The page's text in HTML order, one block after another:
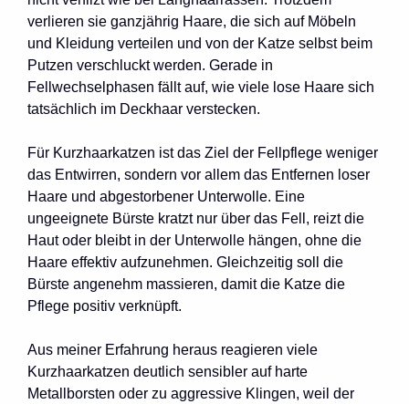
verlieren sie ganzjährig Haare, die sich auf Möbeln
und Kleidung verteilen und von der Katze selbst beim
Putzen verschluckt werden. Gerade in
Fellwechselphasen fällt auf, wie viele lose Haare sich
tatsächlich im Deckhaar verstecken.
Für Kurzhaarkatzen ist das Ziel der Fellpflege weniger
das Entwirren, sondern vor allem das Entfernen loser
Haare und abgestorbener Unterwolle. Eine
ungeeignete Bürste kratzt nur über das Fell, reizt die
Haut oder bleibt in der Unterwolle hängen, ohne die
Haare effektiv aufzunehmen. Gleichzeitig soll die
Bürste angenehm massieren, damit die Katze die
Pflege positiv verknüpft.
Aus meiner Erfahrung heraus reagieren viele
Kurzhaarkatzen deutlich sensibler auf harte
Metallborsten oder zu aggressive Klingen, weil der